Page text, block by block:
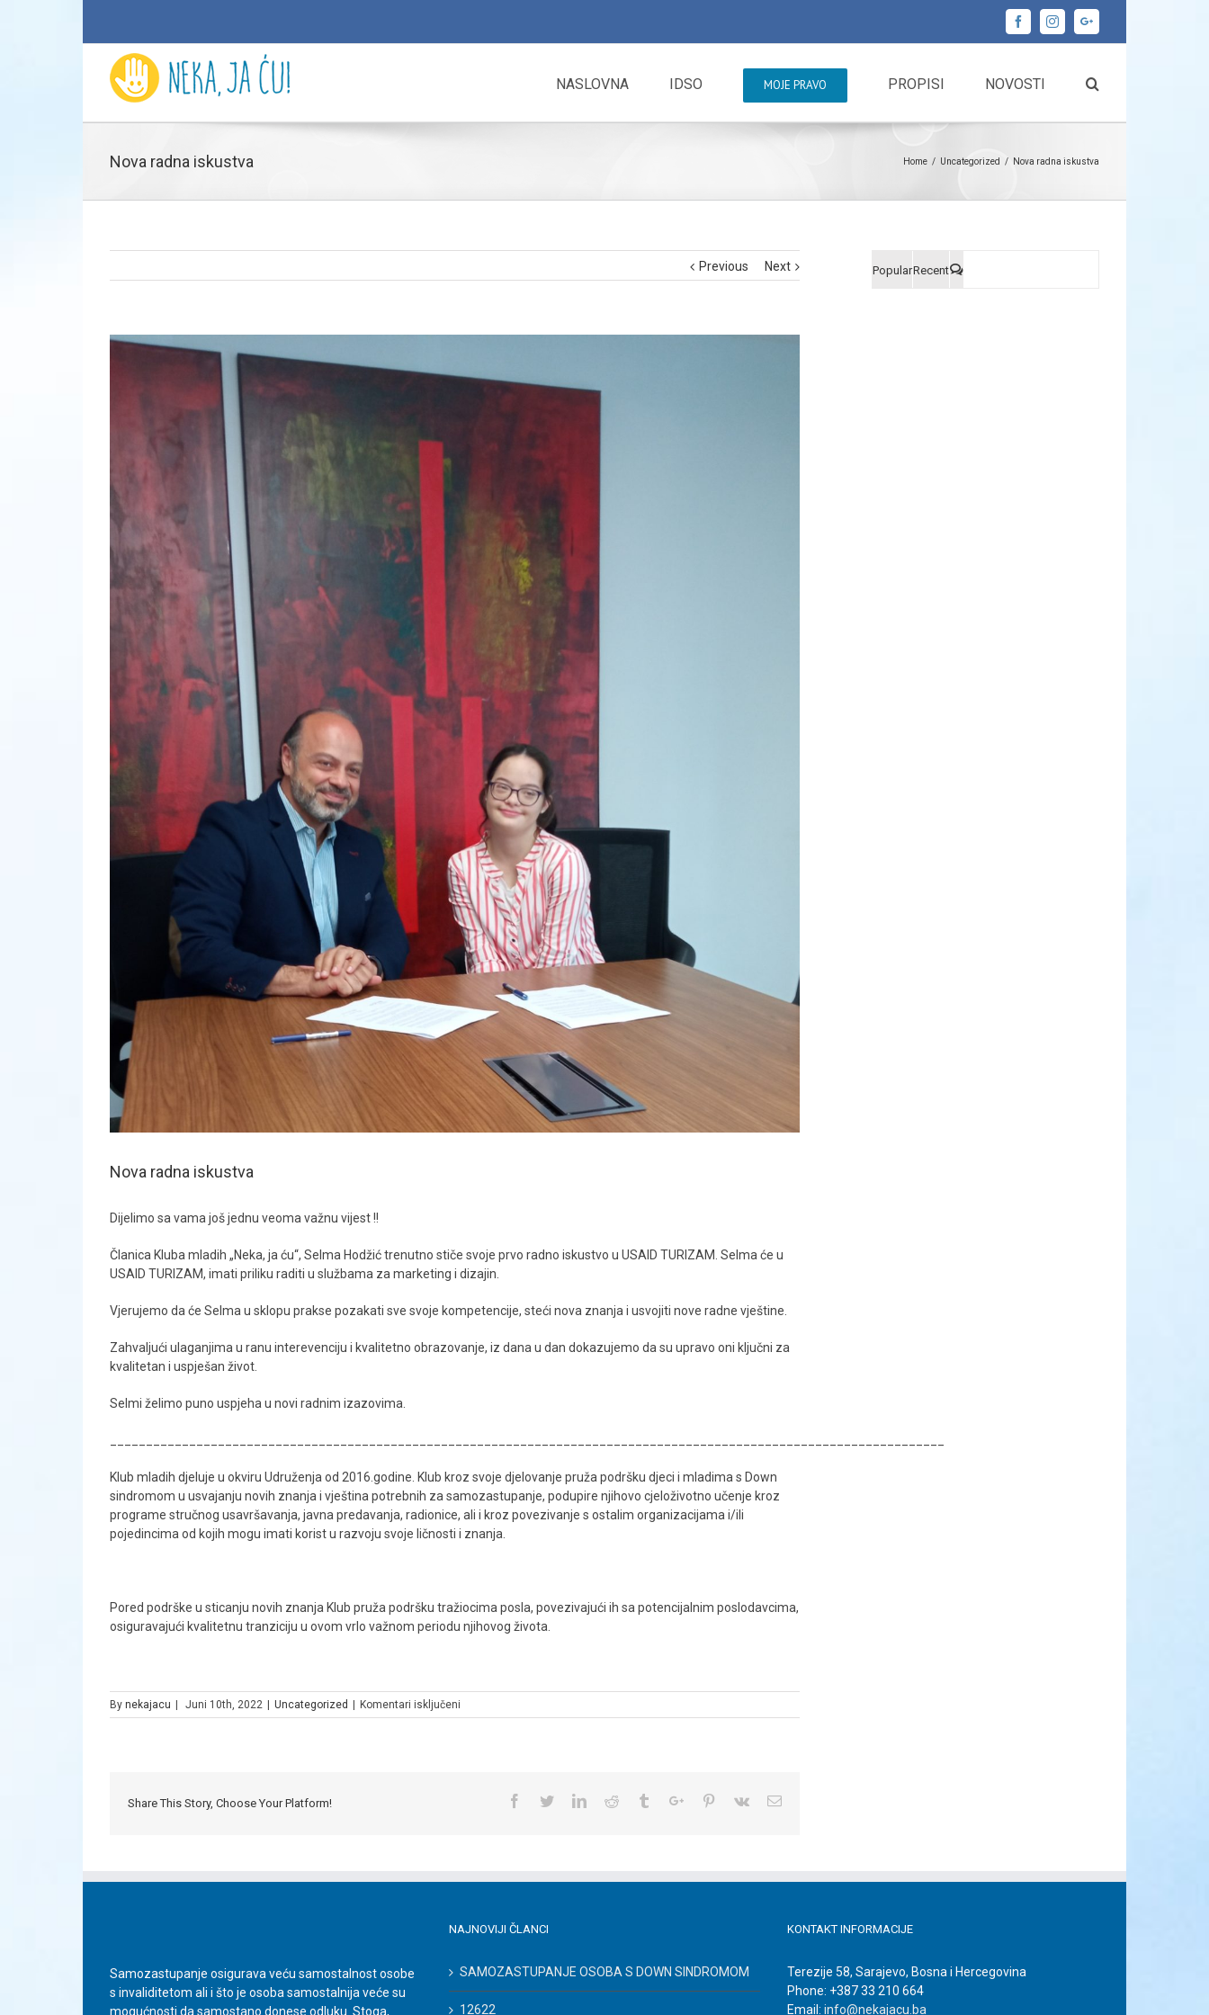
FacebookInstagramGoogle+
NASLOVNA IDSO MOJE PRAVO PROPISI NOVOSTI
Nova radna iskustva Home / Uncategorized / Nova radna iskustva
Previous Next
View
Nova radna iskustva
Dijelimo sa vama još jednu veoma važnu vijest !!
Članica Kluba mladih „Neka, ja ću“, Selma Hodžić trenutno stiče svoje prvo radno iskustvo u USAID TURIZAM. Selma će u
USAID TURIZAM, imati priliku raditi u službama za marketing i dizajin.
Vjerujemo da će Selma u sklopu prakse pozakati sve svoje kompetencije, steći nova znanja i usvojiti nove radne vještine.
Zahvaljući ulaganjima u ranu interevenciju i kvalitetno obrazovanje, iz dana u dan dokazujemo da su upravo oni ključni za
kvalitetan i uspješan život.
Selmi želimo puno uspjeha u novi radnim izazovima.
Klub mladih djeluje u okviru Udruženja od 2016.godine. Klub kroz svoje djelovanje pruža podršku djeci i mladima s Down
sindromom u usvajanju novih znanja i vještina potrebnih za samozastupanje, podupire njihovo cjeloživotno učenje kroz
programe stručnog usavršavanja, javna predavanja, radionice, ali i kroz povezivanje s ostalim organizacijama i/ili
pojedincima od kojih mogu imati korist u razvoju svoje ličnosti i znanja.
Pored podrške u sticanju novih znanja Klub pruža podršku tražiocima posla, povezivajući ih sa potencijalnim poslodavcima,
osiguravajući kvalitetnu tranziciju u ovom vrlo važnom periodu njihovog života.
By nekajacu Juni 10th, 2022 Uncategorized Komentari isključeni
Nova
Share This Story, Choose Your Platform! Facebook
TwitterLinkedinReddit TumblrGoogle+Pinterest
Vk Email
PopularRecent
Samozastupanje osigurava veću samostalnost osobe
s invaliditetom ali i što je osoba samostalnija veće su
mogućnosti da samostano donese odluku. Stoga,
NAJNOVIJI ČLANCI
SAMOZASTUPANJE OSOBA S DOWN SINDROMOM
12622
KONTAKT INFORMACIJE
Terezije 58, Sarajevo, Bosna i Hercegovina
Phone: +387 33 210 664
Email:info@nekajacu.ba